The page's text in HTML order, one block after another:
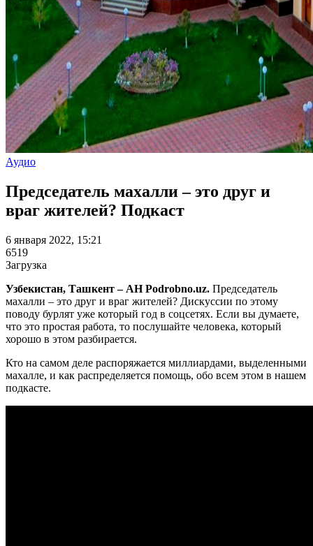
Аудио
Председатель махалли – это друг и
враг жителей? Подкаст
6 января 2022, 15:21
6519
Загрузка
Узбекистан, Ташкент – АН Podrobno.uz. Председатель
махалли – это друг и враг жителей? Дискуссии по этому
поводу бурлят уже который год в соцсетях. Если вы думаете,
что это простая работа, то послушайте человека, который
хорошо в этом разбирается.
Кто на самом деле распоряжается миллиардами, выделенными
махалле, и как распределяется помощь, обо всем этом в нашем
подкасте.